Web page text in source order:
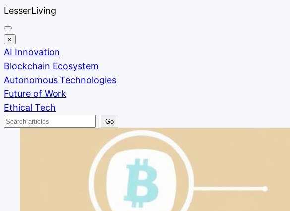
Skip
to
content
LesserLiving
×
AI Innovation
Blockchain Ecosystem
Autonomous Technologies
Future of Work
Ethical Tech
Search
Go